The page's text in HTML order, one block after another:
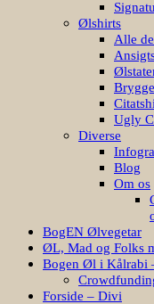
Ølshirts
Alle
Ugly
Diverse
Blog
Om os
BogEN Ølvegetar
ØL, Mad og Folks
Bogen Øl i Kålrabi
Forside – Divi